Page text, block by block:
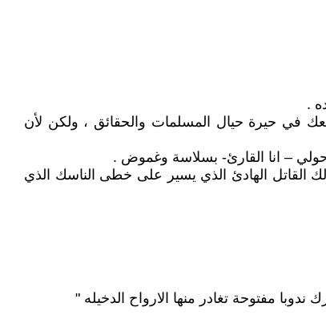
.
في حيرة حيال المسلمات والحقائق ، ولكن لأن
– انا القارئ- بسلاسة وغموض .
القاتل الهادئ الذي يسير على خطى الناسك الذي
مفتوحة تغادر منها الارواح الدخيله "